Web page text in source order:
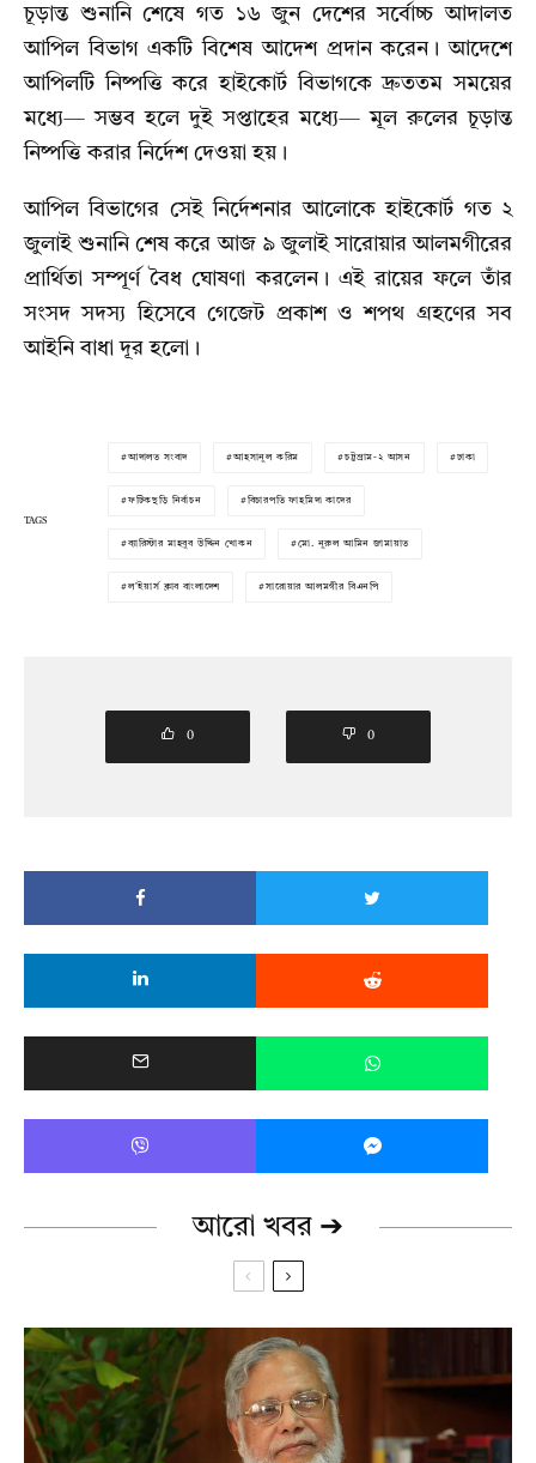
চূড়ান্ত শুনানি শেষে গত ১৬ জুন দেশের সর্বোচ্চ আদালত
আপিল বিভাগ একটি বিশেষ আদেশ প্রদান করেন। আদেশে
আপিলটি নিষ্পত্তি করে হাইকোর্ট বিভাগকে দ্রুততম সময়ের
মধ্যে— সম্ভব হলে দুই সপ্তাহের মধ্যে— মূল রুলের চূড়ান্ত
নিষ্পত্তি করার নির্দেশ দেওয়া হয়।
আপিল বিভাগের সেই নির্দেশনার আলোকে হাইকোর্ট গত ২
জুলাই শুনানি শেষ করে আজ ৯ জুলাই সারোয়ার আলমগীরের
প্রার্থিতা সম্পূর্ণ বৈধ ঘোষণা করলেন। এই রায়ের ফলে তাঁর
সংসদ সদস্য হিসেবে গেজেট প্রকাশ ও শপথ গ্রহণের সব
আইনি বাধা দূর হলো।
TAGS
আদালত সংবাদ আহসানুল করিম চট্টগ্রাম-২ আসন ঢাকা
ফটিকছড়ি নির্বাচন বিচারপতি ফাহমিদা কাদের
ব্যারিস্টার মাহবুব উদ্দিন খোকন মো. নুরুল আমিন জামায়াত
ল'ইয়ার্স ক্লাব বাংলাদেশ সারোয়ার আলমগীর বিএনপি
0 0
আরো খবর ➔